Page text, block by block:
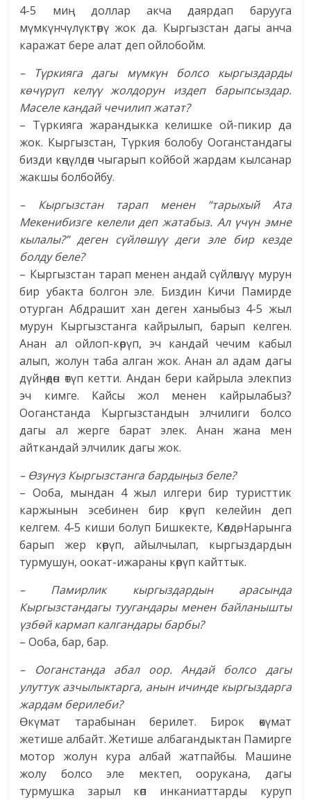
4-5 миң доллар акча даярдап барууга
мүмкүнчүлүктөрү жок да. Кыргызстан дагы анча
каражат бере алат деп ойлобойм.
– Түркияга дагы мүмкүн болсо кыргыздарды
көчүрүп келүү жолдорун издеп барыпсыздар.
Маселе кандай чечилип жатат?
– Түркияга жарандыкка келишке ой-пикир да
жок. Кыргызстан, Түркия болобу Ооганстандагы
бизди көңүлдөн чыгарып койбой жардам кылсанар
жакшы болбойбу.
– Кыргызстан тарап менен “тарыхый Ата
Мекенибизге келели деп жатабыз. Ал үчүн эмне
кылалы?” деген сүйлөшүү деги эле бир кезде
болду беле?
– Кыргызстан тарап менен андай сүйлөшүү мурун
бир убакта болгон эле. Биздин Кичи Памирде
отурган Абдрашит хан деген ханыбыз 4-5 жыл
мурун Кыргызстанга кайрылып, барып келген.
Анан ал ойлоп-көрүп, эч кандай чечим кабыл
алып, жолун таба алган жок. Анан ал адам дагы
дүйнөдөн өтүп кетти. Андан бери кайрыла элекпиз
эч кимге. Кайсы жол менен кайрылабыз?
Ооганстанда Кыргызстандын элчилиги болсо
дагы ал жерге барат элек. Анан жана мен
айткандай элчилик дагы жок.
– Өзүнүз Кыргызстанга бардыңыз беле?
– Ооба, мындан 4 жыл илгери бир туристтик
каржынын эсебинен бир көрүп келейин деп
келгем. 4-5 киши болуп Бишкекте, Көлдө, Нарынга
барып жер көрүп, айылчылап, кыргыздардын
турмушун, оокат-ижараны көрүп кайттык.
– Памирлик кыргыздардын арасында
Кыргызстандагы туугандары менен байланышты
үзбөй кармап калгандары барбы?
– Ооба, бар, бар.
– Ооганстанда абал оор. Андай болсо дагы
улуттук азчылыктарга, анын ичинде кыргыздарга
жардам берилеби?
Өкүмат тарабынан берилет. Бирок өкүмат
жетише албайт. Жетише албагандыктан Памирге
мотор жолун кура албай жатпайбы. Машине
жолу болсо эле мектеп, оорукана, дагы
турмушка зарыл көп инканиаттарды куруп